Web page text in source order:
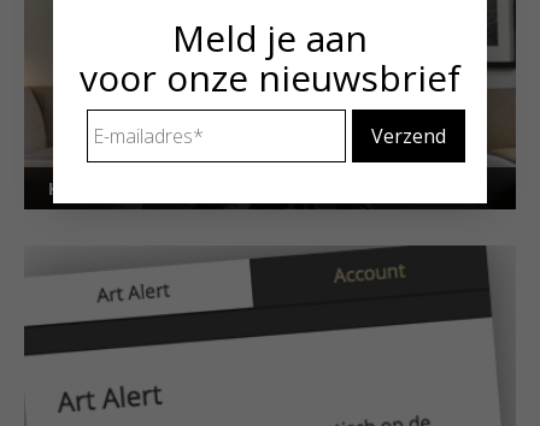
Kunstuitleen voor particulieren
Meld je aan
voor onze nieuwsbrief
mailadres *